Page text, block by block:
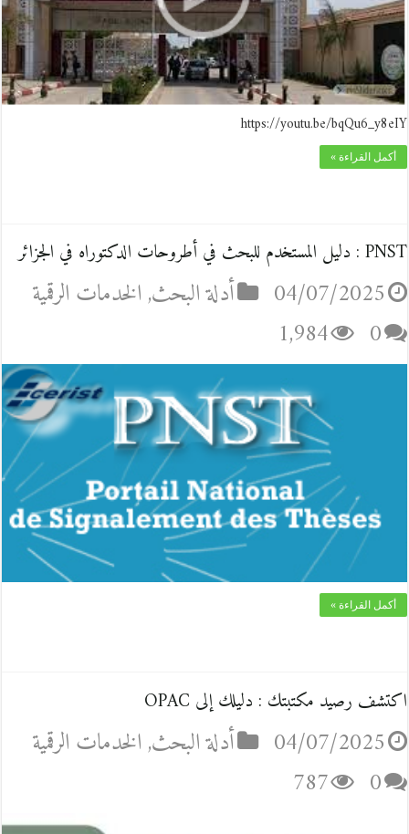
https://youtu.be/bqQu6_y8eIY
أكمل القراءة »
PNST : دليل المستخدم للبحث في أطروحات الدكتوراه في الجزائر
04/07/2025 أدلة البحث,الخدمات الرقمية
0
1,984
أكمل القراءة »
اكتشف رصيد مكتبتك : دليلك إلى OPAC
04/07/2025 أدلة البحث,الخدمات الرقمية
0
787